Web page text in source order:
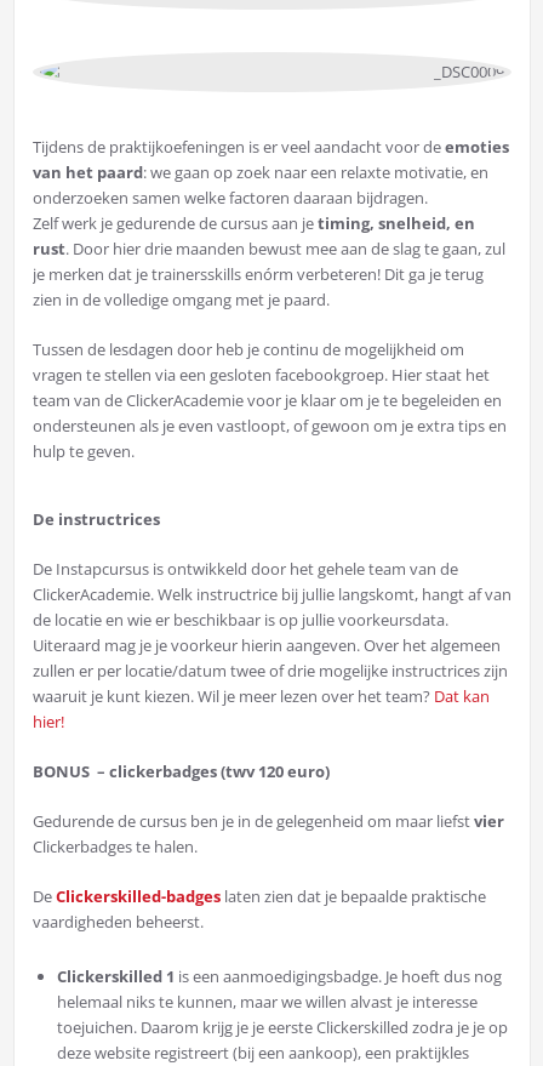
Tijdens de praktijkoefeningen is er veel aandacht voor deemoties
van het paard: we gaan op zoek naar een relaxte motivatie, en
onderzoeken samen welke factoren daaraan bijdragen.
Zelf werk je gedurende de cursus aan jetiming, snelheid, en
rust. Door hier drie maanden bewust mee aan de slag te gaan, zul
je merken dat je trainersskills enórm verbeteren! Dit ga je terug
zien in de volledige omgang met je paard.
Tussen de lesdagen door heb je continu de mogelijkheid om
vragen te stellen via een gesloten facebookgroep. Hier staat het
team van de ClickerAcademie voor je klaar om je te begeleiden en
ondersteunen als je even vastloopt, of gewoon om je extra tips en
hulp te geven.
De instructrices
De Instapcursus is ontwikkeld door het gehele team van de
ClickerAcademie. Welk instructrice bij jullie langskomt, hangt af van
de locatie en wie er beschikbaar is op jullie voorkeursdata.
Uiteraard mag je je voorkeur hierin aangeven. Over het algemeen
zullen er per locatie/datum twee of drie mogelijke instructrices zijn
waaruit je kunt kiezen. Wil je meer lezen over het team? Dat kan
hier!
BONUS – clickerbadges (twv 120 euro)
Gedurende de cursus ben je in de gelegenheid om maar liefstvier
Clickerbadges te halen.
DeClickerskilled-badgeslaten zien dat je bepaalde praktische
vaardigheden beheerst.
Clickerskilled 1 is een aanmoedigingsbadge. Je hoeft dus nog
helemaal niks te kunnen, maar we willen alvast je interesse
toejuichen. Daarom krijg je je eerste Clickerskilled zodra je je op
deze website registreert (bij een aankoop), een praktijkles